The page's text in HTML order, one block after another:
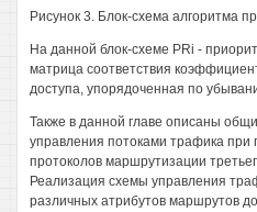
Рисунок 3. Блок-схема алгоритма
На данной блок-схеме PRi -
матрица соответствия
доступа, упорядоченная по
Также в данной главе описаны
управления потоками трафика при
протоколов маршрутизации
Реализация схемы управления
различных атрибутов маршрутов